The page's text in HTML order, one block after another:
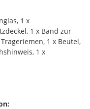
1 x
1 x Band zur
1 x Beutel,
1 x